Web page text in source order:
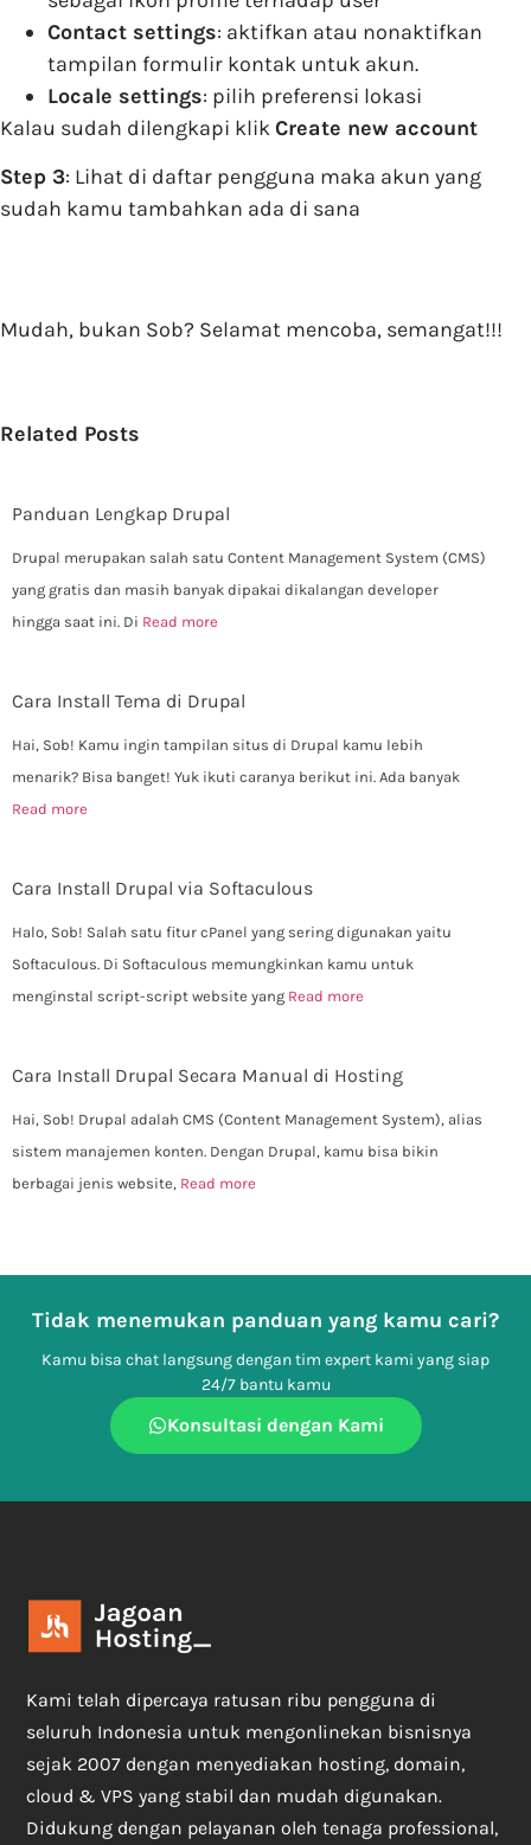
Contact settings: aktifkan atau nonaktifkan
tampilan formulir kontak untuk akun.
Locale settings: pilih preferensi lokasi
Kalau sudah dilengkapi klikCreate new account
Step 3: Lihat di daftar pengguna maka akun yang
sudah kamu tambahkan ada di sana
Mudah, bukan Sob? Selamat mencoba, semangat!!!
Related Posts
Panduan Lengkap Drupal
Drupal merupakan salah satu Content Management System (CMS)
yang gratis dan masih banyak dipakai dikalangan developer
hingga saat ini. Di Read more
Cara Install Tema di Drupal
Hai, Sob! Kamu ingin tampilan situs di Drupal kamu lebih
menarik? Bisa banget! Yuk ikuti caranya berikut ini. Ada banyak
Read more
Cara Install Drupal via Softaculous
Halo, Sob! Salah satu fitur cPanel yang sering digunakan yaitu
Softaculous. Di Softaculous memungkinkan kamu untuk
menginstal script-script website yang Read more
Cara Install Drupal Secara Manual di Hosting
Hai, Sob! Drupal adalah CMS (Content Management System), alias
sistem manajemen konten. Dengan Drupal, kamu bisa bikin
berbagai jenis website, Read more
Tidak menemukan panduan yang kamu cari?
Kamu bisa chat langsung dengan tim expert kami yang siap
24/7 bantu kamu
Konsultasi dengan Kami
Kami telah dipercaya ratusan ribu pengguna di
seluruh Indonesia untuk mengonlinekan bisnisnya
sejak 2007 dengan menyediakan hosting, domain,
cloud & VPS yang stabil dan mudah digunakan.
Didukung dengan pelayanan oleh tenaga professional,